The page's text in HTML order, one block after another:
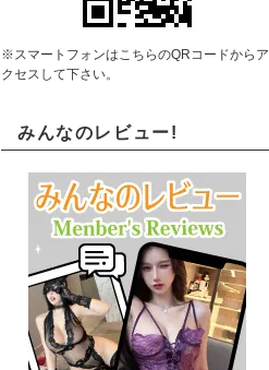
※スマートフォンはこちらのQRコードからア
クセスして下さい。
みんなのレビュー!